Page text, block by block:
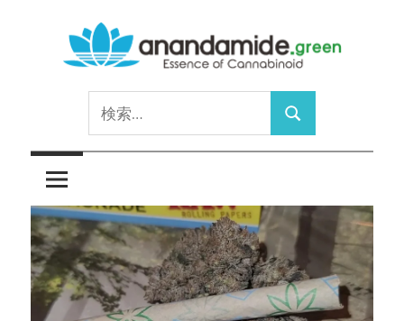
ッ
プ
anandamide.green
Cannabinoid
索:
検
索